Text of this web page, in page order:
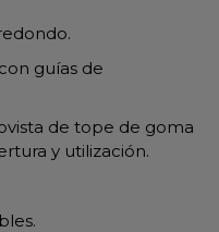
guías de
de tope de goma
y utilización.